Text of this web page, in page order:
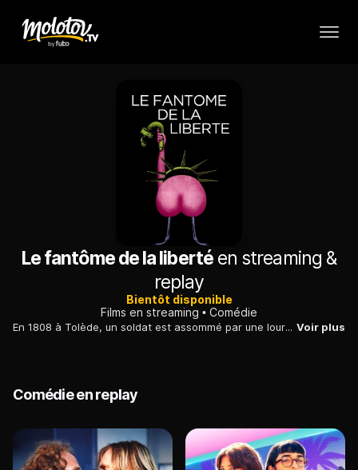
Le fantôme de la libertéen streaming &
replay
Bientôt disponible
Films en streaming
Comédie
En 1808 à Tolède, un soldat est assommé par une lourde statue de pierre. C'est le point de départ d'une histoire racontée à une petite fille qui se retrouve mêlée à un kidnapping surréaliste... Voir plus
Comédie en replay